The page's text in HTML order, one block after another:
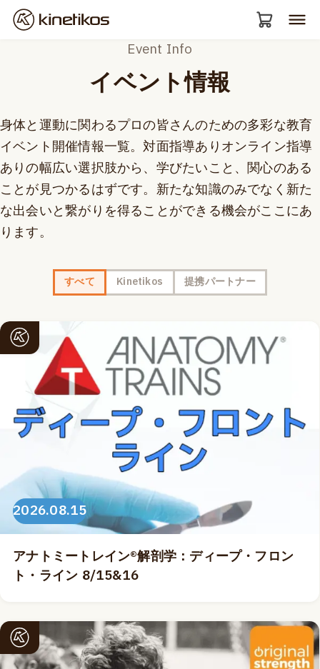
Event Info
イベント情報
身体と運動に関わるプロの皆さんのための多彩な教育
イベント開催情報一覧。対面指導ありオンライン指導
ありの幅広い選択肢から、学びたいこと、関心のある
ことが見つかるはずです。新たな知識のみでなく新た
な出会いと繋がりを得ることができる機会がここにあ
ります。
すべて Kinetikos 提携パートナー
2026.08.15
アナトミートレイン®解剖学：ディープ・フロン
ト・ライン 8/15&16